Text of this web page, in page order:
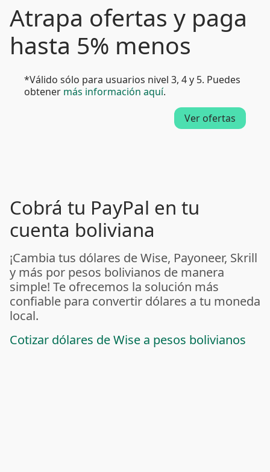
Atrapa ofertas y paga
hasta 5% menos
*Válido sólo para usuarios nivel 3, 4 y 5. Puedes
obtener más información aquí.
Ver ofertas
Cobrá tu PayPal en tu
cuenta boliviana
¡Cambia tus dólares de Wise, Payoneer, Skrill
y más por pesos bolivianos de manera
simple! Te ofrecemos la solución más
confiable para convertir dólares a tu moneda
local.
Cotizar dólares de Wise a pesos bolivianos